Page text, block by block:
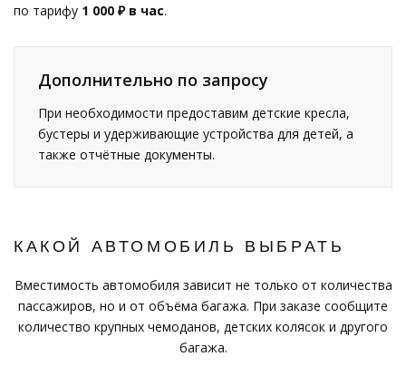
по тарифу 1 000 ₽ в час.
Дополнительно по запросу
При необходимости предоставим детские кресла,
бустеры и удерживающие устройства для детей, а
также отчётные документы.
КАКОЙ АВТОМОБИЛЬ ВЫБРАТЬ
Вместимость автомобиля зависит не только от количества
пассажиров, но и от объёма багажа. При заказе сообщите
количество крупных чемоданов, детских колясок и другого
багажа.